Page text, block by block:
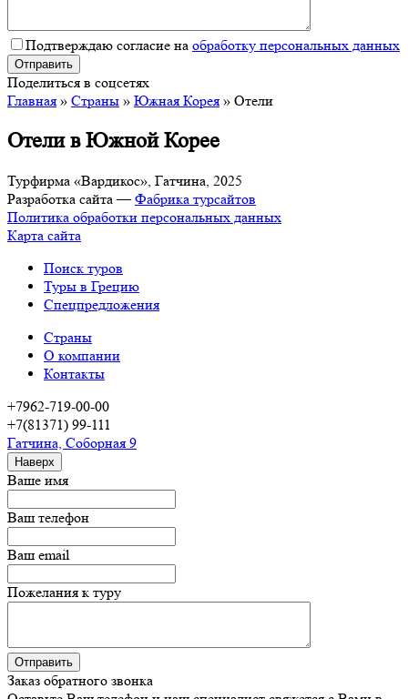
Подтверждаю согласие на обработку персональных данных
Поделиться в соцсетях
Главная » Страны » Южная Корея » Отели
Отели в Южной Корее
Турфирма «Вардикос», Гатчина, 2025
Разработка сайта —Фабрика турсайтов
Политика обработки персональных данных
Карта сайта
Поиск туров
Туры в Грецию
Спецпредложения
Страны
О компании
Контакты
+7962-719-00-00
+7(81371) 99-111
Гатчина, Соборная 9
Наверх
Ваше имя
Ваш телефон
Ваш email
Пожелания к туру
Заказ обратного звонка